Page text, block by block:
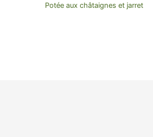
Potée aux châtaignes et jarret